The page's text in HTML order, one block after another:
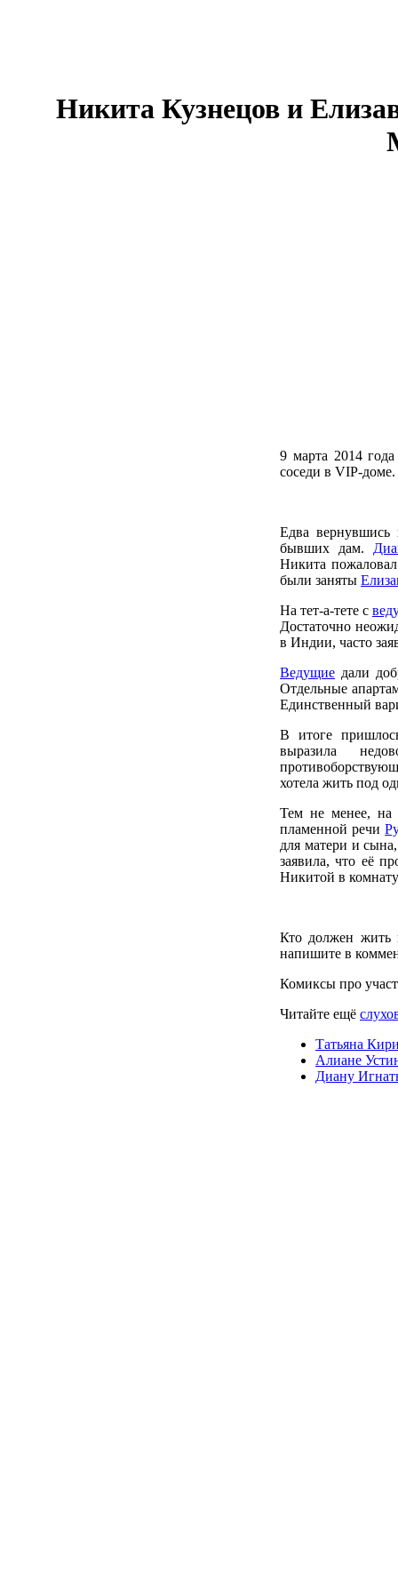
Никита Кузнецов и
9 марта 2014
соседи в VIP-доме.
Едва вернувшись
бывших дам.
Никита
были заняты
На тет-а-тете с
Достаточно
в Индии, часто
Ведущие дали
Отдельные
Единственный
В итоге
выразила
хотела жить под
Тем не менее,
пламенной речи
для матери и
заявила, что её
Никитой в
Кто должен жить
напишите в
Комиксы про
Читайте ещё
Татьяна
Алиане
Диану